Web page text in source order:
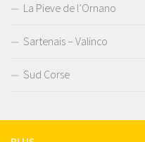
La Pieve de l’Ornano
Sartenais – Valinco
Sud Corse